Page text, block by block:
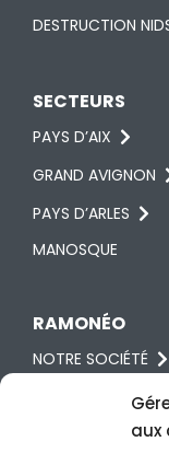
aux
DESTRUCTION
SECTEURS
PAYS D’AIX
GRAND AVIGNON
PAYS D’ARLES
MANOSQUE
RAMONÉO
NOTRE SOCIÉTÉ
RÉGLEMENTATION